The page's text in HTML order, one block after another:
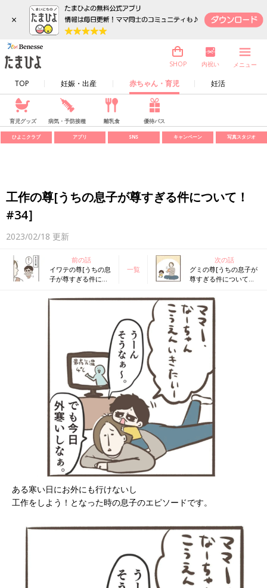
×
TOP 妊娠・出産 赤ちゃん・育児 妊活
SHOP 内祝い メニュー
育児グッズ 病気・予防接種 離乳食 優待パス
ひよこクラブ アプリ SNS キャンペーン 写真スタジオ
工作の尊[うちの息子が尊すぎる件について！
#34］
2023/02/18 更新
前の話
イワテの尊[うちの息
子が尊すぎる件につ
一覧
次の話
グミの尊[うちの息子が
尊すぎる件について！
ある寒い日にお外にも行けないし
工作をしよう！となった時の息子のエピソードです。